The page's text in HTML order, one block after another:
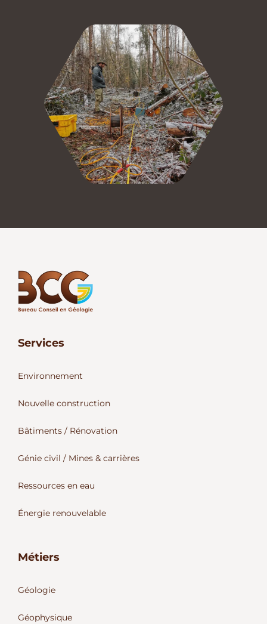
Services
Environnement
Nouvelle construction
Bâtiments / Rénovation
Génie civil / Mines & carrières
Ressources en eau
Énergie renouvelable
Métiers
Géologie
Géophysique